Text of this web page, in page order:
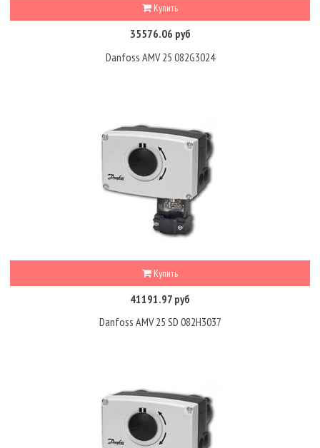
Купить
35576.06 руб
Danfoss AMV 25 082G3024
Купить
41191.97 руб
Danfoss AMV 25 SD 082H3037